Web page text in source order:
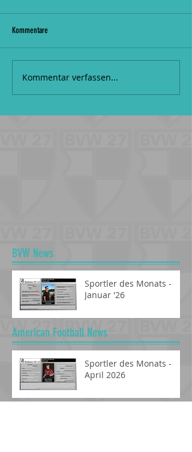
Kommentare
Kommentar verfassen...
BVW News
Sportler des Monats -
Januar '26
American Football News
Sportler des Monats -
April 2026